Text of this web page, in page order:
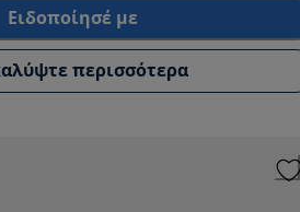
Ειδοποίησέ με
περισσότερα